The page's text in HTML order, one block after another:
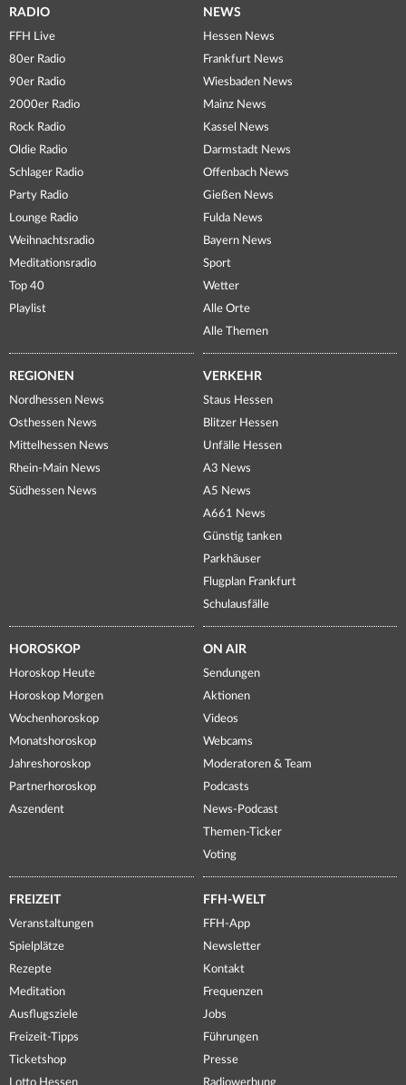
RADIO
FFH Live
80er Radio
90er Radio
2000er Radio
Rock Radio
Oldie Radio
Schlager Radio
Party Radio
Lounge Radio
Weihnachtsradio
Meditationsradio
Top 40
Playlist
NEWS
Hessen News
Frankfurt News
Wiesbaden News
Mainz News
Kassel News
Darmstadt News
Offenbach News
Gießen News
Fulda News
Bayern News
Sport
Wetter
Alle Orte
Alle Themen
REGIONEN
Nordhessen News
Osthessen News
Mittelhessen News
Rhein-Main News
Südhessen News
VERKEHR
Staus Hessen
Blitzer Hessen
Unfälle Hessen
A3 News
A5 News
A661 News
Günstig tanken
Parkhäuser
Flugplan Frankfurt
Schulausfälle
HOROSKOP
Horoskop Heute
Horoskop Morgen
Wochenhoroskop
Monatshoroskop
Jahreshoroskop
Partnerhoroskop
Aszendent
ON AIR
Sendungen
Aktionen
Videos
Webcams
Moderatoren & Team
Podcasts
News-Podcast
Themen-Ticker
Voting
FREIZEIT
Veranstaltungen
Spielplätze
Rezepte
Meditation
Ausflugsziele
Freizeit-Tipps
Ticketshop
Lotto Hessen
FFH-WELT
FFH-App
Newsletter
Kontakt
Frequenzen
Jobs
Führungen
Presse
Radiowerbung